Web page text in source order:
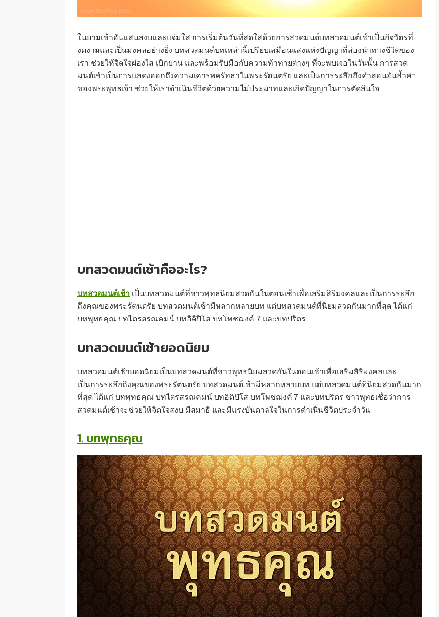
ในยามเช้าอันแสนสงบและแจ่มใส การเริ่มต้นวันที่สดใสด้วยการสวดมนต์บทสวดมนต์เช้าเป็นกิจวัตรที่
งดงามและเป็นมงคลอย่างยิ่ง บทสวดมนต์บทเหล่านี้เปรียบเสมือนแสงแห่งปัญญาที่ส่องนำทางชีวิตของ
เรา ช่วยให้จิตใจผ่องใส เบิกบาน และพร้อมรับมือกับความท้าทายต่างๆ ที่จะพบเจอในวันนั้น การสวด
มนต์เช้าเป็นการแสดงออกถึงความเคารพศรัทธาในพระรัตนตรัย และเป็นการระลึกถึงคำสอนอันล้ำค่า
ของพระพุทธเจ้า ช่วยให้เราดำเนินชีวิตด้วยความไม่ประมาทและเกิดปัญญาในการตัดสินใจ
บทสวดมนต์เช้าคืออะไร?
บทสวดมนต์เช้า เป็นบทสวดมนต์ที่ชาวพุทธนิยมสวดกันในตอนเช้าเพื่อเสริมสิริมงคลและเป็นการระลึก
ถึงคุณของพระรัตนตรัย บทสวดมนต์เช้ามีหลากหลายบท แต่บทสวดมนต์ที่นิยมสวดกันมากที่สุด ได้แก่
บทพุทธคุณ บทไตรสรณคมน์ บทอิติปิโส บทโพชฌงค์ 7 และบทปริตร
บทสวดมนต์เช้ายอดนิยม
บทสวดมนต์เช้ายอดนิยมเป็นบทสวดมนต์ที่ชาวพุทธนิยมสวดกันในตอนเช้าเพื่อเสริมสิริมงคลและ
เป็นการระลึกถึงคุณของพระรัตนตรัย บทสวดมนต์เช้ามีหลากหลายบท แต่บทสวดมนต์ที่นิยมสวดกันมาก
ที่สุด ได้แก่ บทพุทธคุณ บทไตรสรณคมน์ บทอิติปิโส บทโพชฌงค์ 7 และบทปริตร ชาวพุทธเชื่อว่าการ
สวดมนต์เช้าจะช่วยให้จิตใจสงบ มีสมาธิ และมีแรงบันดาลใจในการดำเนินชีวิตประจำวัน
1. บทพุทธคุณ